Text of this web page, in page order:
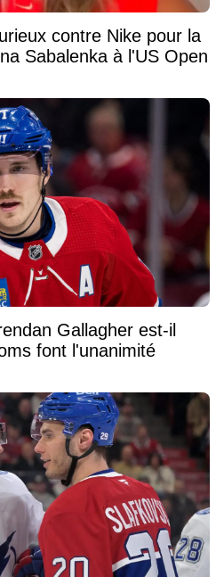
contre Nike pour la
Sabalenka à l'US Open
Gallagher est-il
font l'unanimité